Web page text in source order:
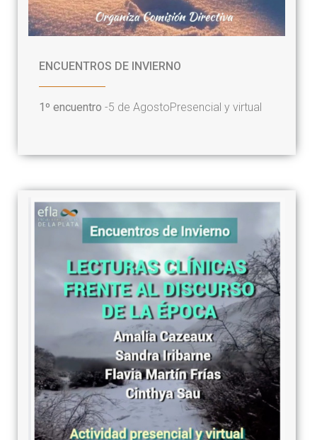
ENCUENTROS DE INVIERNO
1º encuentro -5 de AgostoPresencial y virtual